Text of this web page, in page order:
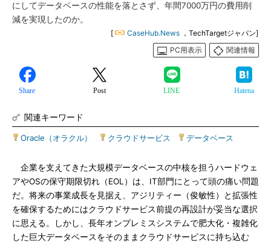
にしてデータベースの性能を落とさず、年間7000万円の費用削
減を実現したのか。
[ CaseHub.News ，TechTargetジャパン]
PC用表示
関連情報
Share Post LINE Hatena
関連キーワード
Oracle（オラクル） クラウドサービス データベース
企業を支えてきた大規模データベースの中核を担うハードウェ
アやOSの保守期限切れ（EOL）は、IT部門にとって頭の痛い問題
だ。将来の事業成長を見据え、アジリティー（俊敏性）と拡張性
を確保するためにはクラウドサービス前提の再設計が妥当な選択
に思える。しかし、長年オンプレミスシステムで肥大化・複雑化
した巨大データベースをそのままクラウドサービスに持ち込む